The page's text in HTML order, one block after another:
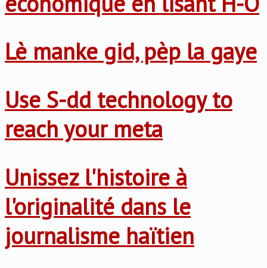
Lè manke gid, pèp la gaye
Use S-dd technology to
reach your meta
Unissez l'histoire à
l'originalité dans le
journalisme haïtien